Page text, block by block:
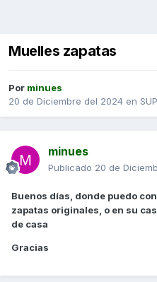
Muelles zapatas
Por minues
20 de Diciembre del 2024 en
minues
Publicado 20 de
Buenos días, donde puedo
zapatas originales, o en su
de casa
Gracias